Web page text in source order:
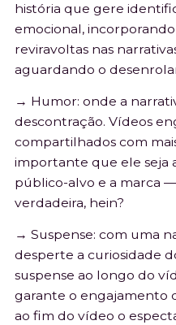
história que gere
emocional,
reviravoltas nas
aguardando o
→ Humor: onde a
descontração. Vídeos
compartilhados com
importante que ele seja
público-alvo e a marca
verdadeira, hein?
→ Suspense: com uma
desperte a curiosidade
suspense ao longo do
garante o engajamento
ao fim do vídeo o